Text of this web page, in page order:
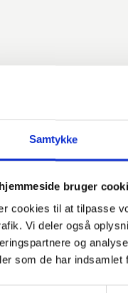
Samtykke
bruger
cookies til at tilpasse
Vi deler også
og
som de har indsamlet